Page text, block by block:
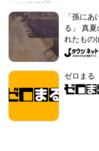
「孫に
る」 真
れたもの
ゼロまる